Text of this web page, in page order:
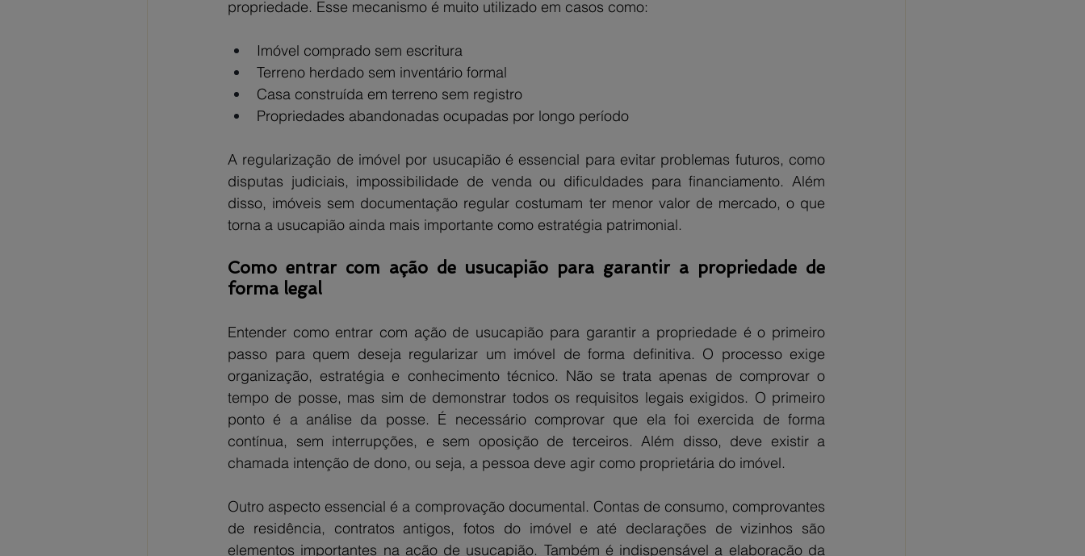
propriedade. Esse mecanismo é muito utilizado em casos como:
Imóvel comprado sem escritura
Terreno herdado sem inventário formal
Casa construída em terreno sem registro
Propriedades abandonadas ocupadas por longo período
A regularização de imóvel por usucapião é essencial para evitar problemas futuros, como
disputas judiciais, impossibilidade de venda ou dificuldades para financiamento. Além
disso, imóveis sem documentação regular costumam ter menor valor de mercado, o que
torna a usucapião ainda mais importante como estratégia patrimonial.
Como entrar com ação de usucapião para garantir a propriedade de
forma legal
Entender como entrar com ação de usucapião para garantir a propriedade é o primeiro
passo para quem deseja regularizar um imóvel de forma definitiva. O processo exige
organização, estratégia e conhecimento técnico. Não se trata apenas de comprovar o
tempo de posse, mas sim de demonstrar todos os requisitos legais exigidos. O primeiro
ponto é a análise da posse. É necessário comprovar que ela foi exercida de forma
contínua, sem interrupções, e sem oposição de terceiros. Além disso, deve existir a
chamada intenção de dono, ou seja, a pessoa deve agir como proprietária do imóvel.
Outro aspecto essencial é a comprovação documental. Contas de consumo, comprovantes
de residência, contratos antigos, fotos do imóvel e até declarações de vizinhos são
elementos importantes na ação de usucapião. Também é indispensável a elaboração da